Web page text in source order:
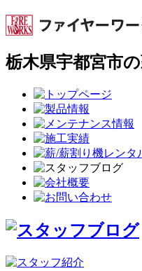
栃木県宇都宮市